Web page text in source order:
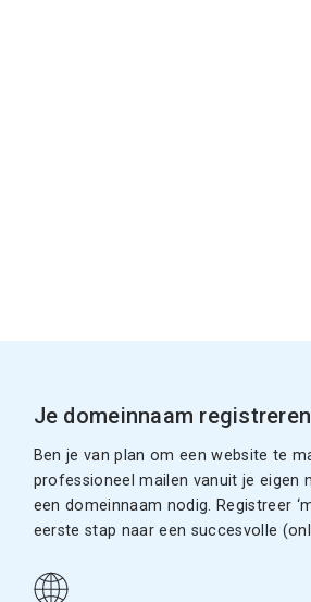
Je domeinnaam
Ben je van plan om een website te
professioneel mailen vanuit je eigen
een domeinnaam nodig. Registreer
eerste stap naar een succesvolle